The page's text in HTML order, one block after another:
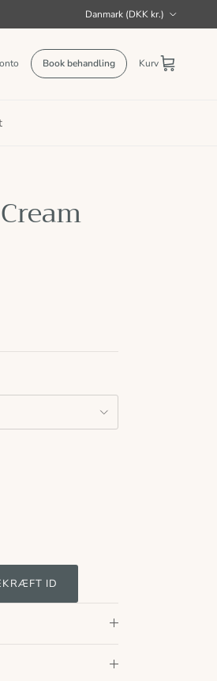
Danmark (DKK kr.)
Book behandling Kurv
ID